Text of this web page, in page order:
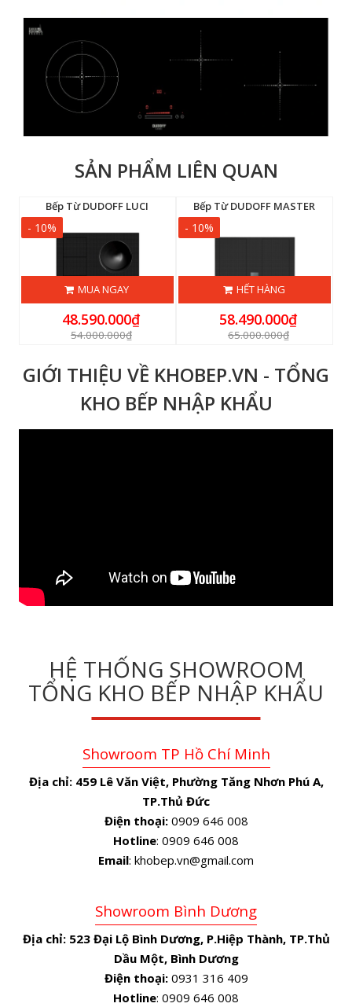
SẢN PHẨM LIÊN QUAN
Bếp Từ DUDOFF LUCI
- 10%
MUA NGAY
48.590.000₫
54.000.000₫
Bếp Từ DUDOFF MASTER
- 10%
HẾT HÀNG
58.490.000₫
65.000.000₫
GIỚI THIỆU VỀ KHOBEP.VN - TỔNG
KHO BẾP NHẬP KHẨU
HỆ THỐNG SHOWROOM
TỔNG KHO BẾP NHẬP KHẨU
Showroom TP Hồ Chí Minh
Địa chỉ: 459 Lê Văn Việt, Phường Tăng Nhơn Phú A,
TP.Thủ Đức
Điện thoại:0909 646 008
Hotline: 0909 646 008
Email: khobep.vn@gmail.com
Showroom Bình Dương
Địa chỉ: 523 Đại Lộ Bình Dương, P.Hiệp Thành, TP.Thủ
Dầu Một, Bình Dương
Điện thoại:0931 316 409
Hotline: 0909 646 008